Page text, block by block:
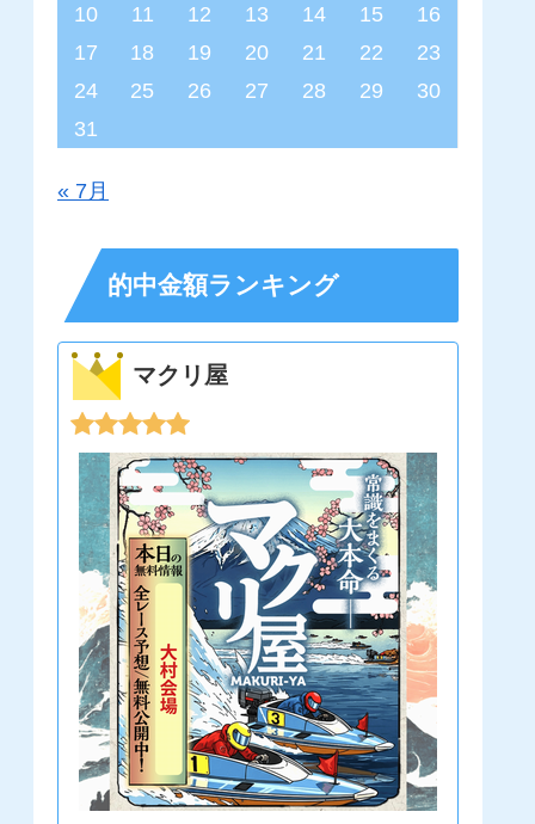
10 11 12 13 14 15
16
17
18 19 20 21 22
23
24
25 26 27 28 29
30
31
« 7月
的中金額ランキング
マクリ屋